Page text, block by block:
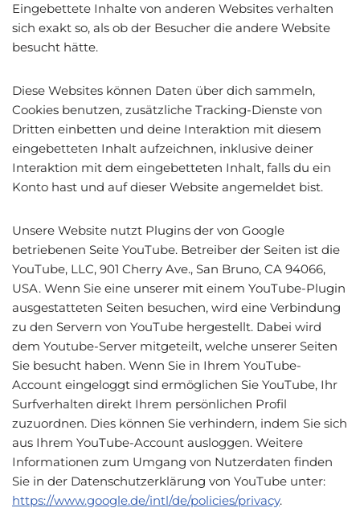
Eingebettete Inhalte von anderen Websites verhalten
sich exakt so, als ob der Besucher die andere Website
besucht hätte.
Diese Websites können Daten über dich sammeln,
Cookies benutzen, zusätzliche Tracking-Dienste von
Dritten einbetten und deine Interaktion mit diesem
eingebetteten Inhalt aufzeichnen, inklusive deiner
Interaktion mit dem eingebetteten Inhalt, falls du ein
Konto hast und auf dieser Website angemeldet bist.
Unsere Website nutzt Plugins der von Google
betriebenen Seite YouTube. Betreiber der Seiten ist die
YouTube, LLC, 901 Cherry Ave., San Bruno, CA 94066,
USA. Wenn Sie eine unserer mit einem YouTube-Plugin
ausgestatteten Seiten besuchen, wird eine Verbindung
zu den Servern von YouTube hergestellt. Dabei wird
dem Youtube-Server mitgeteilt, welche unserer Seiten
Sie besucht haben. Wenn Sie in Ihrem YouTube-
Account eingeloggt sind ermöglichen Sie YouTube, Ihr
Surfverhalten direkt Ihrem persönlichen Profil
zuzuordnen. Dies können Sie verhindern, indem Sie sich
aus Ihrem YouTube-Account ausloggen. Weitere
Informationen zum Umgang von Nutzerdaten finden
Sie in der Datenschutzerklärung von YouTube unter:
https://www.google.de/intl/de/policies/privacy.